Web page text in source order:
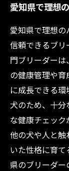
ズ・マウ
健やかな
情の重要性
愛知県の
犬の特徴
初めてで
ズ子犬育
愛知県で理想
愛知県で理想
信頼できるブリ
門ブリーダー
の健康管理や
に成長できる
犬のため、十
な健康チェッ
他の犬や人と
いた性格に育
県のブリーダ